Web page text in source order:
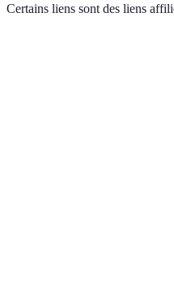
Certains liens sont des liens